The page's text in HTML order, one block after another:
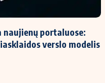
išmokos skaičiuoklė
naujienų portaluose:
verslo modelis